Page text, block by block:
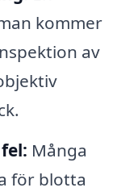
kommer
av
Många
för blotta